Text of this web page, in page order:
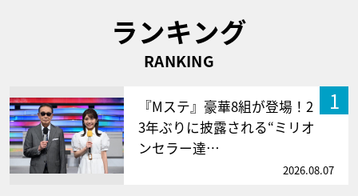
ランキング
RANKING
1
『Mステ』豪華8組が登場！2
3年ぶりに披露される“ミリオ
ンセラー達…
2026.08.07